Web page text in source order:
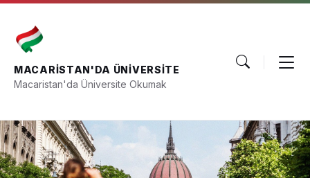
Skip
content
Skip
main
navigation
Skip
footer
MACARISTAN'DA ÜNIVERSITE
Macaristan'da Üniversite Okumak